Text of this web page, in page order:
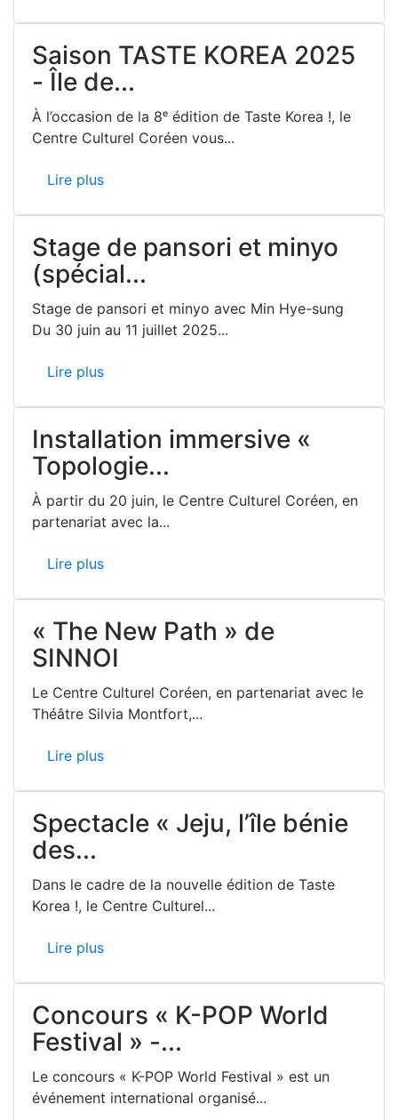
Saison TASTE KOREA 2025
- Île de...
À l’occasion de la 8ᵉ édition de Taste Korea !, le
Centre Culturel Coréen vous...
Lire plus
Stage de pansori et minyo
(spécial...
Stage de pansori et minyo avec Min Hye-sung
Du 30 juin au 11 juillet 2025...
Lire plus
Installation immersive «
Topologie...
À partir du 20 juin, le Centre Culturel Coréen, en
partenariat avec la...
Lire plus
« The New Path » de
SINNOI
Le Centre Culturel Coréen, en partenariat avec le
Théâtre Silvia Montfort,...
Lire plus
Spectacle « Jeju, l’île bénie
des...
Dans le cadre de la nouvelle édition de Taste
Korea !, le Centre Culturel...
Lire plus
Concours « K-POP World
Festival » -...
Le concours « K-POP World Festival » est un
événement international organisé...